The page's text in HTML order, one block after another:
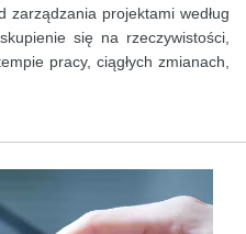
zarządzania projektami według
się na rzeczywistości,
pracy, ciągłych zmianach,